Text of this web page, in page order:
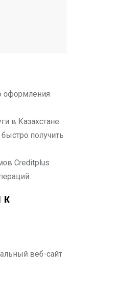
оформления
в Казахстане.
получить
Creditplus
к
веб-сайт